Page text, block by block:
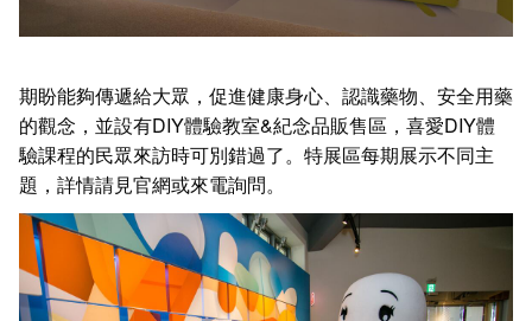
期盼能夠傳遞給大眾，促進健康身心、認識藥物、安全用藥
的觀念，並設有DIY體驗教室&紀念品販售區，喜愛DIY體
驗課程的民眾來訪時可別錯過了。特展區每期展示不同主
題，詳情請見官網或來電詢問。